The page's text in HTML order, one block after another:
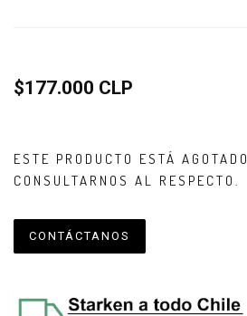
$177.000 CLP
ESTE PRODUCTO ESTÁ
CONSULTARNOS AL RESPECTO.
CONTÁCTANOS